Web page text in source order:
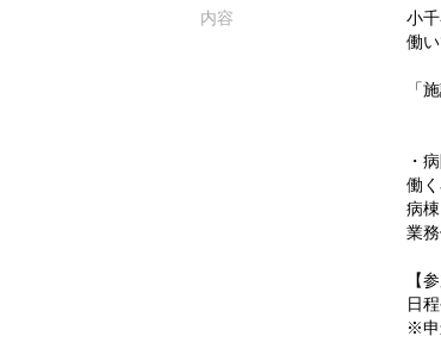
内容
小
働
「
・
働
病
業
【
日
※申